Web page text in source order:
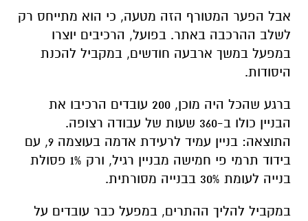
אבל הפער המטורף הזה מטעה, כי הוא מתייחס רק
לשלב ההרכבה באתר. בפועל, הרכיבים יוצרו
במפעל במשך ארבעה חודשים, במקביל להכנת
היסודות.
ברגע שהכל היה מוכן, 200 עובדים הרכיבו את
הבניין כולו ב-360 שעות של עבודה רצופה.
התוצאה: בניין עמיד לרעידת אדמה בעוצמה 9, עם
בידוד תרמי פי חמישה מבניין רגיל, ורק 1% פסולת
בנייה לעומת 30% בבנייה מסורתית.
במקביל להליך ההתרים, במפעל כבר עובדים על